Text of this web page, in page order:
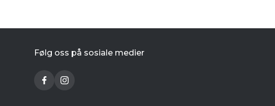
Følg oss på sosiale medier